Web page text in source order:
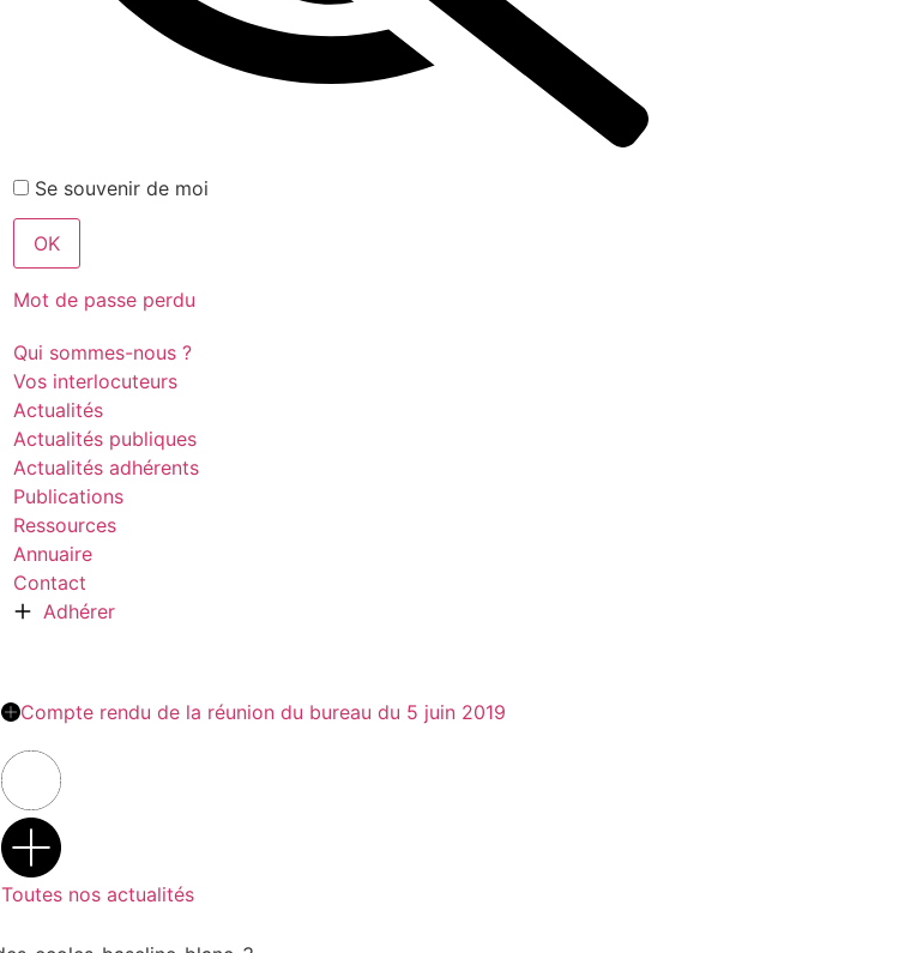
Se souvenir de moi
Mot de passe perdu
Qui sommes-nous ?
Vos interlocuteurs
Actualités
Actualités publiques
Actualités adhérents
Publications
Ressources
Annuaire
Contact
Adhérer
Compte rendu de la réunion du bureau du 5 juin 2019
Toutes nos actualités